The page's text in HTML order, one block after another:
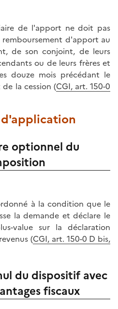
de l'apport ne doit pas
d'apport au
de son conjoint, de leurs
ou de leurs frères et
douze mois précédant le
la cession (CGI, art. 150-0
optionnel du
à la condition que le
la demande et déclare le
value sur la déclaration
(CGI, art. 150-0 D bis,
du dispositif avec
fiscaux